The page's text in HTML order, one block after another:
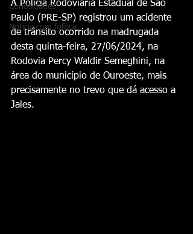
Curiosidades
Notícia com fofoca
A Polícia Rodoviária Estadual de São
Paulo (PRE-SP) registrou um acidente
de trânsito ocorrido na madrugada
desta quinta-feira, 27/06/2024, na
Rodovia Percy Waldir Semeghini, na
área do município de Ouroeste, mais
precisamente no trevo que dá acesso a
Jales.